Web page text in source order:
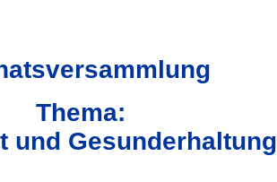
Thema:
und Gesunderhaltung